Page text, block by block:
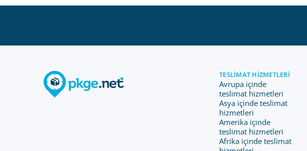
TESLIMAT HIZMETLERI
Avrupa içinde
teslimat hizmetleri
Asya içinde teslimat
hizmetleri
Amerika içinde
teslimat hizmetleri
Afrika içinde teslimat